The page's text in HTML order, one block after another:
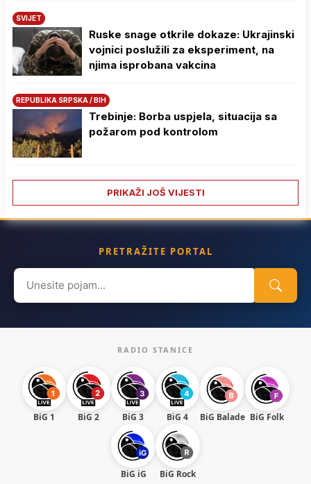
SVIJET
Ruske snage otkrile dokaze: Ukrajinski
vojnici poslužili za eksperiment, na
njima isprobana vakcina
REPUBLIKA SRPSKA / BIH
Trebinje: Borba uspjela, situacija sa
požarom pod kontrolom
PRIKAŽI JOŠ VIJESTI
PRETRAŽITE PORTAL
Search
for:
RADIO STANICE
BiG 1 BiG 2 BiG 3 BiG 4 BiG Balade BiG Folk
BiG iG BiG Rock